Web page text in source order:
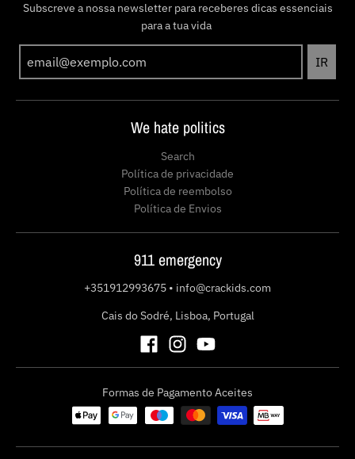
Subscreve a nossa newsletter para receberes dicas essenciais
para a tua vida
IR
We hate politics
Search
Política de privacidade
Política de reembolso
Política de Envios
911 emergency
+351912993675 • info@crackids.com
Cais do Sodré, Lisboa, Portugal
Formas de Pagamento Aceites